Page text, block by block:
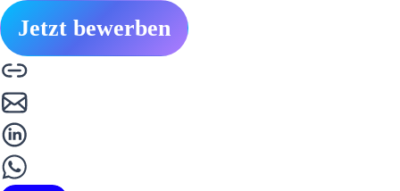
Jetzt bewerben